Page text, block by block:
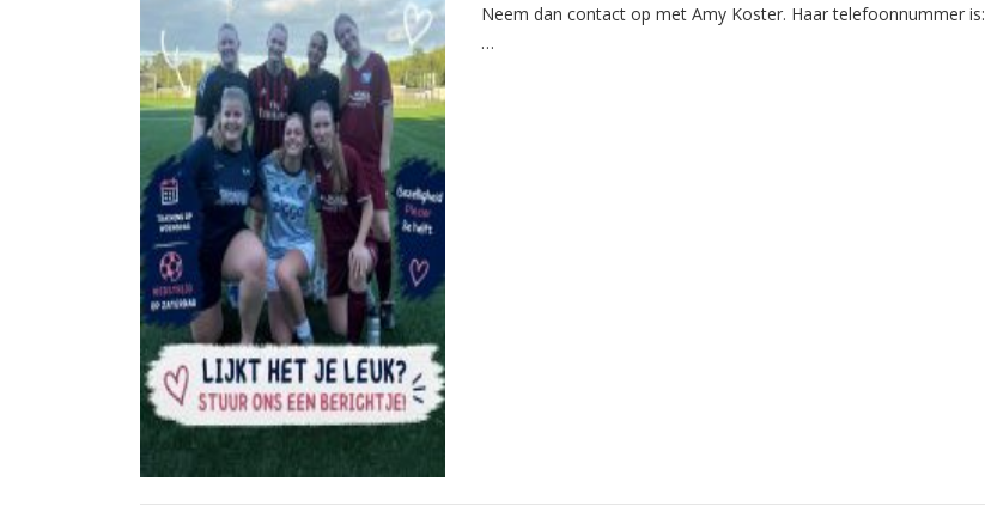
Neem dan contact op met Amy Koster. Haar telefoonnummer is:
…